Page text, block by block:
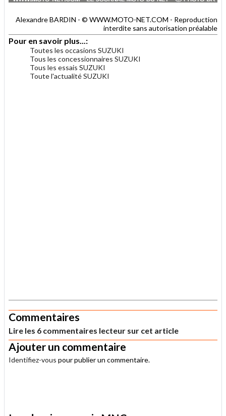
Alexandre BARDIN - © WWW.MOTO-NET.COM - Reproduction
interdite sans autorisation préalable
Pour en savoir plus...:
Toutes les occasions SUZUKI
Tous les concessionnaires SUZUKI
Tous les essais SUZUKI
Toute l'actualité SUZUKI
Commentaires
Lire les 6 commentaires lecteur sur cet article
Ajouter un commentaire
Identifiez-vous pour publier un commentaire.